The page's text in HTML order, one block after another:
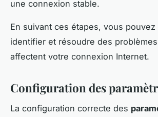
une connexion stable.
En suivant ces étapes, vous
identifier et résoudre des
affectent votre connexion Internet.
Configuration des
La configuration correcte des